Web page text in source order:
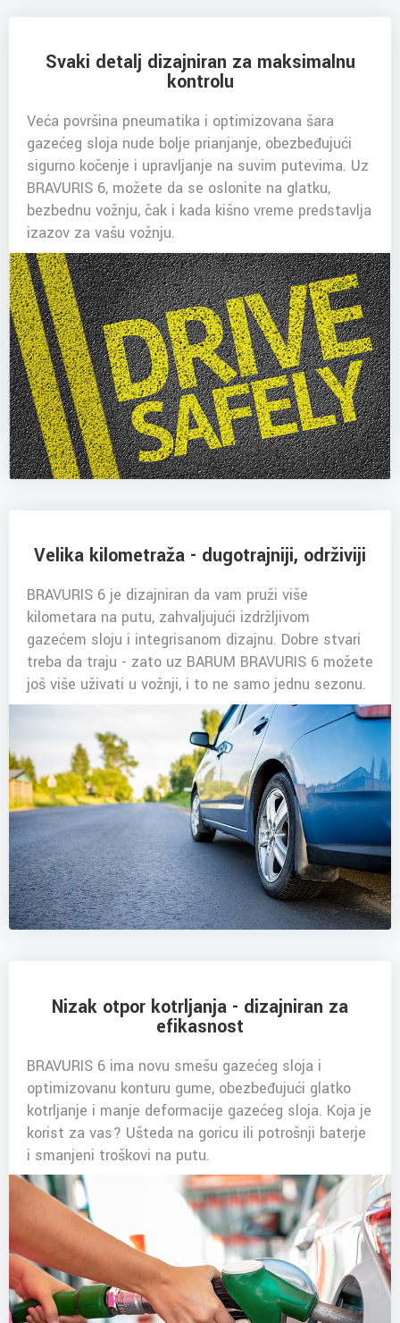
Svaki detalj dizajniran za maksimalnu
kontrolu
Veća površina pneumatika i optimizovana šara
gazećeg sloja nude bolje prianjanje, obezbeđujući
sigurno kočenje i upravljanje na suvim putevima. Uz
BRAVURIS 6, možete da se oslonite na glatku,
bezbednu vožnju, čak i kada kišno vreme predstavlja
izazov za vašu vožnju.
Velika kilometraža - dugotrajniji, održiviji
BRAVURIS 6 je dizajniran da vam pruži više
kilometara na putu, zahvaljujući izdržljivom
gazećem sloju i integrisanom dizajnu. Dobre stvari
treba da traju - zato uz BARUM BRAVURIS 6 možete
još više uživati u vožnji, i to ne samo jednu sezonu.
Nizak otpor kotrljanja - dizajniran za
efikasnost
BRAVURIS 6 ima novu smešu gazećeg sloja i
optimizovanu konturu gume, obezbeđujući glatko
kotrljanje i manje deformacije gazećeg sloja. Koja je
korist za vas? Ušteda na goricu ili potrošnji baterje
i smanjeni troškovi na putu.